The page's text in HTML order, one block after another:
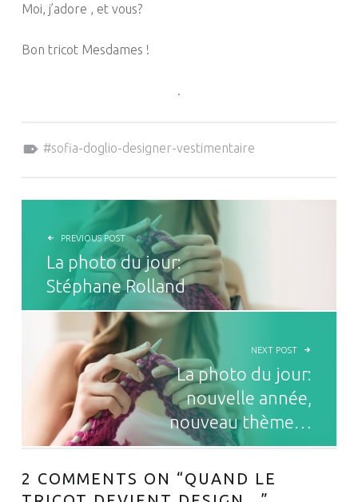
Moi, j’adore , et vous?
Bon tricot Mesdames !
.
sofia-doglio-designer-vestimentaire
NAVIGATION DE L’ARTICLE
PREVIOUS POST
La photo du jour:
Stéphane Rolland
NEXT POST
La photo du jour:
nouvelle année,
nouveau thème…
2 COMMENTS ON “QUAND LE